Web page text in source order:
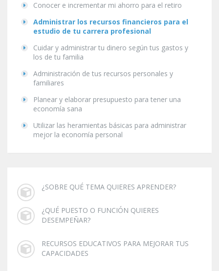
Conocer e incrementar mi ahorro para el retiro
Administrar los recursos financieros para el
estudio de tu carrera profesional
Cuidar y administrar tu dinero según tus gastos y
los de tu familia
Administración de tus recursos personales y
familiares
Planear y elaborar presupuesto para tener una
economía sana
Utilizar las heramientas básicas para administrar
mejor la economía personal
¿SOBRE QUÉ TEMA QUIERES APRENDER?
¿QUÉ PUESTO O FUNCIÓN QUIERES
DESEMPEÑAR?
RECURSOS EDUCATIVOS PARA MEJORAR TUS
CAPACIDADES